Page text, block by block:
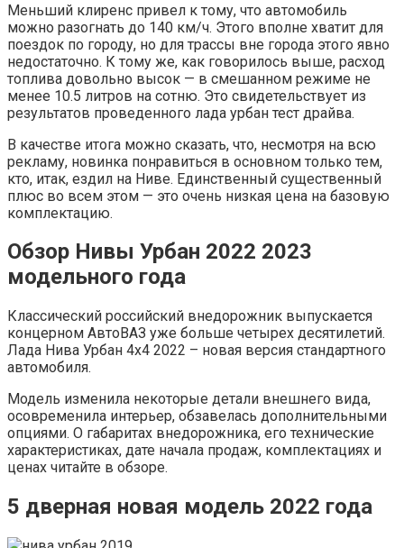
Меньший клиренс привел к тому, что автомобиль
можно разогнать до 140 км/ч. Этого вполне хватит для
поездок по городу, но для трассы вне города этого явно
недостаточно. К тому же, как говорилось выше, расход
топлива довольно высок — в смешанном режиме не
менее 10.5 литров на сотню. Это свидетельствует из
результатов проведенного лада урбан тест драйва.
В качестве итога можно сказать, что, несмотря на всю
рекламу, новинка понравиться в основном только тем,
кто, итак, ездил на Ниве. Единственный существенный
плюс во всем этом — это очень низкая цена на базовую
комплектацию.
Обзор Нивы Урбан 2022 2023
модельного года
Классический российский внедорожник выпускается
концерном АвтоВАЗ уже больше четырех десятилетий.
Лада Нива Урбан 4х4 2022 – новая версия стандартного
автомобиля.
Модель изменила некоторые детали внешнего вида,
осовременила интерьер, обзавелась дополнительными
опциями. О габаритах внедорожника, его технические
характеристиках, дате начала продаж, комплектациях и
ценах читайте в обзоре.
5 дверная новая модель 2022 года